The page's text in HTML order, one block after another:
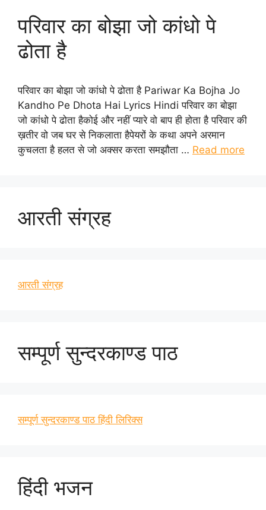
परिवार का बोझा जो कांधो पे
ढोता है
परिवार का बोझा जो कांधो पे ढोता है Pariwar Ka Bojha Jo
Kandho Pe Dhota Hai Lyrics Hindi परिवार का बोझा
जो कांधो पे ढोता हैकोई और नहीं प्यारे वो बाप ही होता है परिवार की
ख़तीर वो जब घर से निकलाता हैपेयरों के कथा अपने अरमान
कुचलता है हलत से जो अक्सर करता समझौता … Read more
आरती संग्रह
आरती संग्रह
सम्पूर्ण सुन्दरकाण्ड पाठ
सम्पूर्ण सुन्दरकाण्ड पाठ हिंदी लिरिक्स
हिंदी भजन